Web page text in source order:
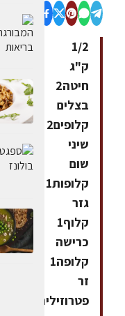
1/2
ק"ג
חיטה2
בצלים
קלופים2
שיני
שום
קלופות1
גזר
קלוף1
כרישה
קלופה1
זר
פטרוזיליה